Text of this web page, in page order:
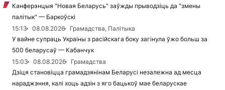
Канферэнцыя "Новая Беларусь" заўжды прыводзіць да "змены
палітык" — Баркоўскі
15:13
08.08.2026
Грамадства, Палітыка
У вайне супраць Украіны з расійскага боку загінула ўжо больш за
500 беларусаў — Кабанчук
15:03
08.08.2026
Грамадства
Дзіця становіцца грамадзянінам Беларусі незалежна ад месца
нараджэння, калі хоць адзін з яго бацькоў мае беларускае